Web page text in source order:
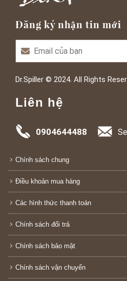
Đăng ký nhận tin mới
Dr.Spiller © 2024. All Rights
Liên hệ
0904644488
Chính sách chung
Điều khoản mua hàng
Các hình thức thanh toán
Chính sách đổi trả
Chính sách bảo mật
Chính sách vận chuyển